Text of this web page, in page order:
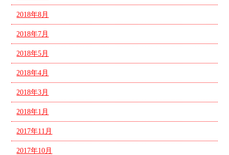
2018年8月
2018年7月
2018年5月
2018年4月
2018年3月
2018年1月
2017年11月
2017年10月